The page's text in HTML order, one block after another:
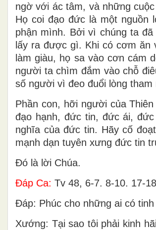
ngờ với ác tâm, và những
Họ coi đạo đức là một nguồn
phận mình. Bởi vì chúng ta
lấy ra được gì. Khi có cơm ăn
làm giàu, họ sa vào cơn cám
người ta chìm đắm vào chỗ
số người vì đeo đuổi lòng
Phần con, hỡi người của
đạo hạnh, đức tin, đức ái,
nghĩa của đức tin. Hãy cố
mạnh dạn tuyên xưng đức tin
Ðó là lời Chúa.
Ðáp Ca: Tv 48, 6-7. 8-10. 17-
Ðáp: Phúc cho những ai có
Xướng: Tại sao tôi phải kinh